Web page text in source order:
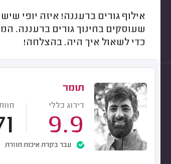
אילוף גורים ברעננה! איזה יופי
שעוסקים בחינוך גורים ברעננה.
כדי לשאול איך היה. בהצלחה!
תומר
דירוג כללי
9.9
עבר בקרת איכות חוזרת